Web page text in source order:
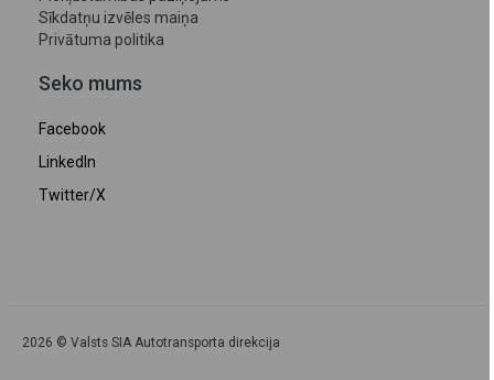
Sīkdatņu izvēles maiņa
Privātuma politika
Seko mums
Facebook
LinkedIn
Twitter/X
2026 © Valsts SIA Autotransporta direkcija